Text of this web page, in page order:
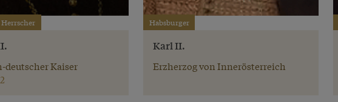
deutscher Kaiser
Habsburger
Karl II.
Erzherzog von Innerösterreich